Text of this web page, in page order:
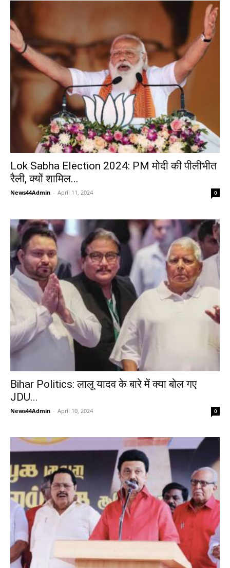
Lok Sabha Election 2024: PM मोदी की पीलीभीत
रैली, क्यों शामिल...
News44Admin - April 11, 2024 0
Bihar Politics: लालू यादव के बारे में क्या बोल गए
JDU...
News44Admin - April 10, 2024 0